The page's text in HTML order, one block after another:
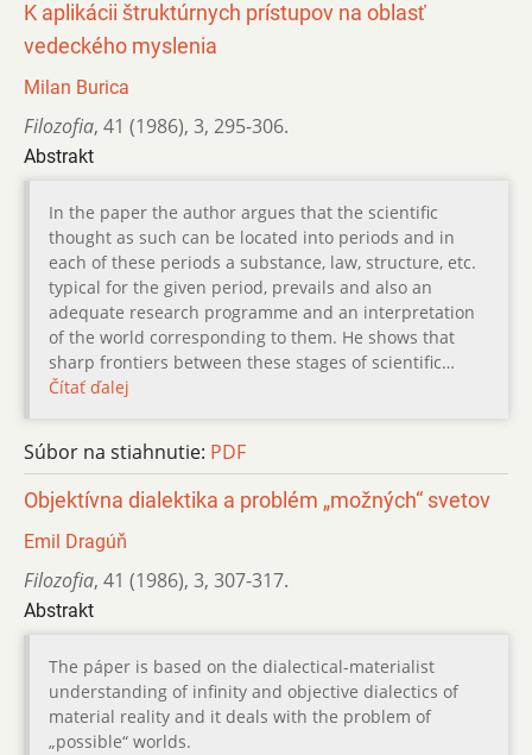
K aplikácii štruktúrnych prístupov na oblasť
vedeckého myslenia
Milan Burica
Filozofia, 41 (1986), 3, 295-306.
Abstrakt
In the paper the author argues that the scientific
thought as such can be located into periods and in
each of these periods a substance, law, structure, etc.
typical for the given period, prevails and also an
adequate research programme and an interpretation
of the world corresponding to them. He shows that
sharp frontiers between these stages of scientific…
Čítať ďalej
Súbor na stiahnutie: PDF
Objektívna dialektika a problém „možných“ svetov
Emil Dragúň
Filozofia, 41 (1986), 3, 307-317.
Abstrakt
The páper is based on the dialectical-materialist
understanding of infinity and objective dialectics of
material reality and it deals with the problem of
„possible“ worlds.